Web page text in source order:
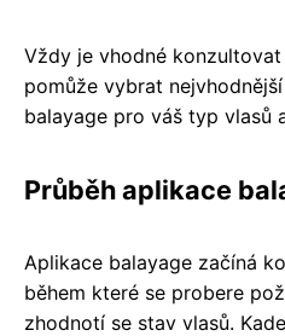
Vždy je vhodné
pomůže vybrat
balayage pro váš typ vlasů
Průběh aplikace
Aplikace balayage začíná
během které se probere
zhodnotí se stav vlasů.